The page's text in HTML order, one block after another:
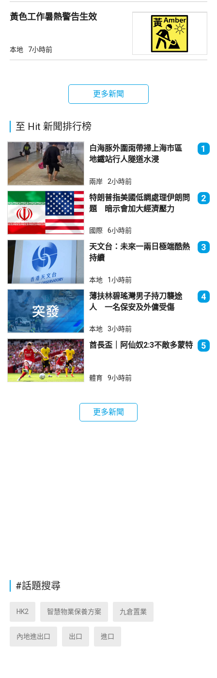
黃色工作暑熱警告生效
本地 7小時前
更多新聞
至 Hit 新聞排行榜
白海豚外圍雨帶掃上海市區
地鐵站行人隧道水浸
1
兩岸 2小時前
特朗普指美國低調處理伊朗問
題 暗示會加大經濟壓力
2
國際 6小時前
天文台：未來一兩日極端酷熱
持續
3
本地 1小時前
薄扶林碧瑤灣男子持刀襲途
人 一名保安及外傭受傷
4
本地 3小時前
酋長盃｜阿仙奴2:3不敵多蒙特 5
體育 9小時前
更多新聞
#話題搜尋
HK2 智慧物業保養方案 九倉置業
內地進出口 出口 進口